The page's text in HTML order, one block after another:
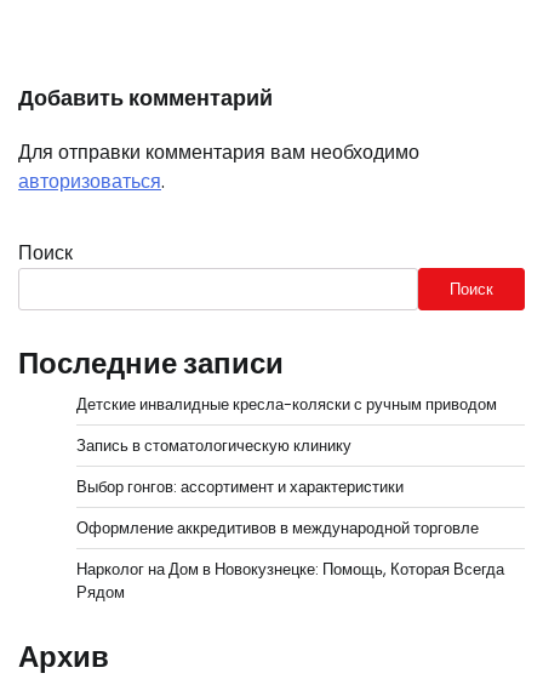
Добавить комментарий
Для отправки комментария вам необходимо
авторизоваться.
Поиск
Поиск
Последние записи
Детские инвалидные кресла-коляски с ручным приводом
Запись в стоматологическую клинику
Выбор гонгов: ассортимент и характеристики
Оформление аккредитивов в международной торговле
Нарколог на Дом в Новокузнецке: Помощь, Которая Всегда
Рядом
Архив